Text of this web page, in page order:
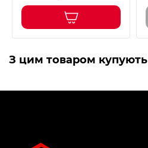
З цим товаром купують